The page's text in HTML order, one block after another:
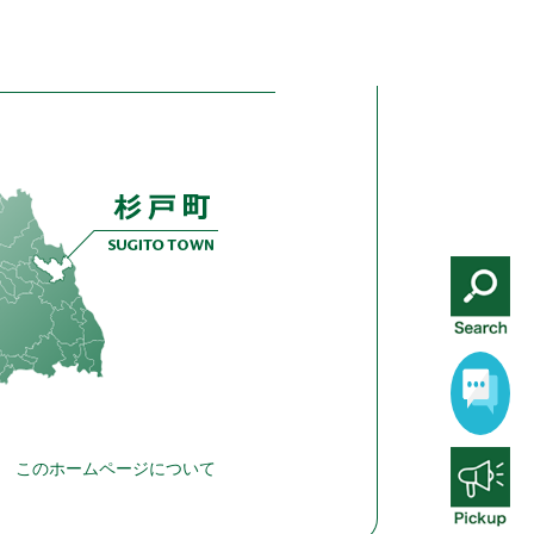
このホームページについて